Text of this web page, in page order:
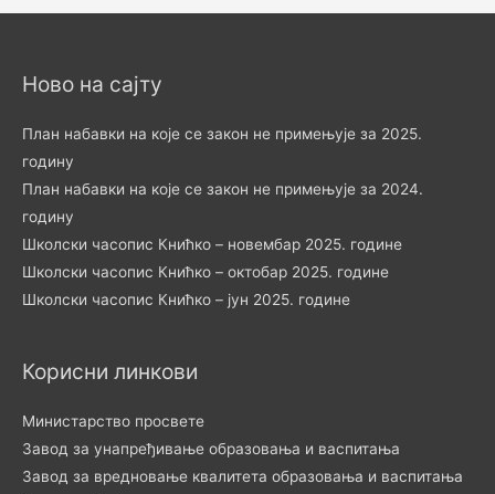
Ново на сајту
План набавки на које се закон не примењује за 2025.
годину
План набавки на које се закон не примењује за 2024.
годину
Школски часопис Книћко – новембар 2025. године
Школски часопис Книћко – октобар 2025. године
Школски часопис Книћко – јун 2025. године
Корисни линкови
Министарство просвете
Завод за унапређивање образовања и васпитања
Завод за вредновање квалитета образовања и васпитања